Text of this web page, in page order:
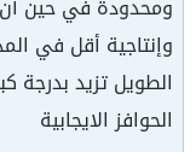
وإنتاجية أقل في
الطويل تزيد بدرجة
الحوافز الايجابية